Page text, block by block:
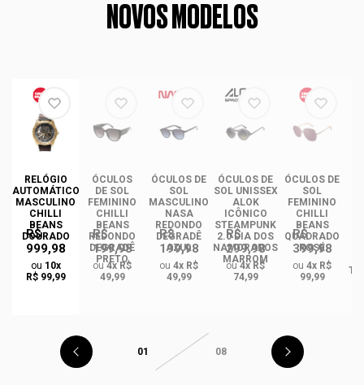
NOVOS MODELOS
RELÓGIO
AUTOMÁTICO
MASCULINO
CHILLI
BEANS
DOURADO
R$
999,98
ou 10x
R$ 99,99
ÓCULOS
DE SOL
FEMININO
CHILLI
BEANS
REDONDO
DEGRADÊ
PRETO
R$
199,98
ou4x R$
49,99
ÓCULOS DE
SOL
MASCULINO
NASA
REDONDO
DEGRADÊ
AZUL
R$
199,98
ou 4x R$
49,99
ÓCULOS DE
SOL UNISSEX
ALOK
ICÔNICO
STEAMPUNK
2.0 DIA DOS
NAMORADOS
MARROM
R$
299,98
ou4x R$
74,99
ÓCULOS DE
SOL
FEMININO
CHILLI
BEANS
QUADRADO
ROSÉ
R$
399,98
ou 4x R$
99,99
01 08